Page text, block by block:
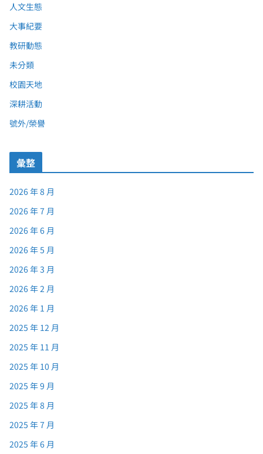
人文生態
大事紀要
教研動態
未分類
校園天地
深耕活動
號外/榮譽
彙整
2026 年 8 月
2026 年 7 月
2026 年 6 月
2026 年 5 月
2026 年 3 月
2026 年 2 月
2026 年 1 月
2025 年 12 月
2025 年 11 月
2025 年 10 月
2025 年 9 月
2025 年 8 月
2025 年 7 月
2025 年 6 月